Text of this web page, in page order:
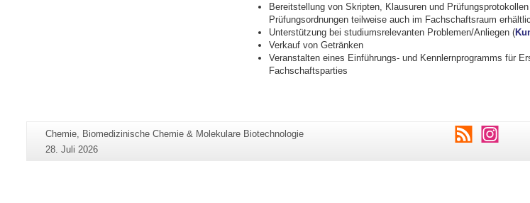
Bereitstellung von Skripten, Klausuren und
Prüfungsordnungen teilweise auch im Fachschaftsraum
Unterstützung bei studiumsrelevanten Problemen/Anliegen (
Verkauf von Getränken
Veranstalten eines Einführungs- und Kennlernprogramms für
Fachschaftsparties
Zusätzliche
Informationen
Seiten-
Name:
Chemie, Biomedizinische Chemie & Molekulare Biotechnologie
Letzte
28. Juli 2026
RSS